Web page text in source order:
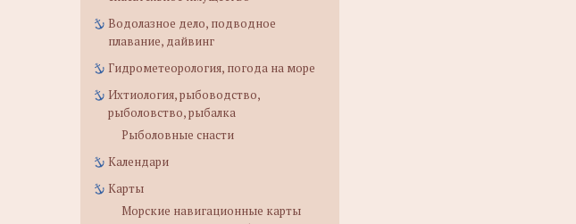
Водолазное дело, подводное
плавание, дайвинг
Гидрометеорология, погода на море
Ихтиология, рыбоводство,
рыболовство, рыбалка
Рыболовные снасти
Календари
Карты
Морские навигационные карты